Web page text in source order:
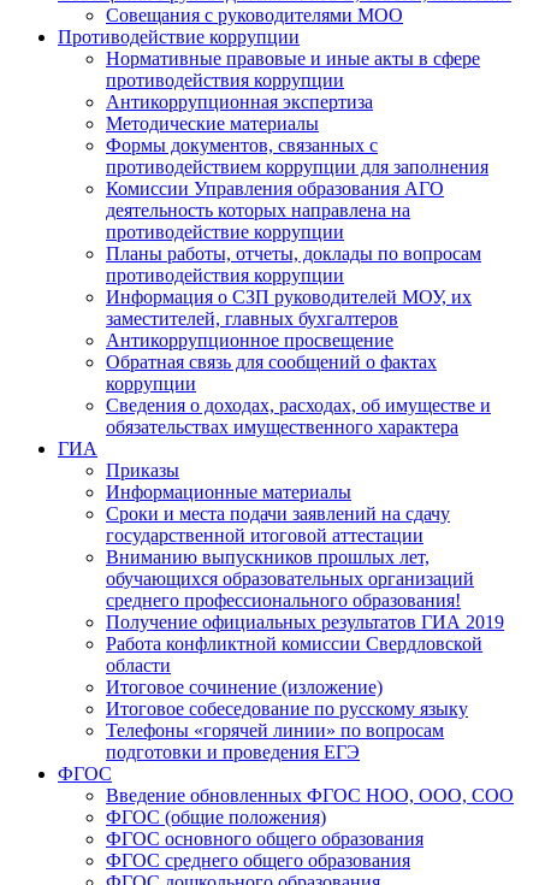
Совещания с руководителями МОО
Противодействие коррупции
Нормативные правовые и иные акты в сфере
противодействия коррупции
Антикоррупционная экспертиза
Методические материалы
Формы документов, связанных с
противодействием коррупции для заполнения
Комиссии Управления образования АГО
деятельность которых направлена на
противодействие коррупции
Планы работы, отчеты, доклады по вопросам
противодействия коррупции
Информация о СЗП руководителей МОУ, их
заместителей, главных бухгалтеров
Антикоррупционное просвещение
Обратная связь для сообщений о фактах
коррупции
Сведения о доходах, расходах, об имуществе и
обязательствах имущественного характера
ГИА
Приказы
Информационные материалы
Сроки и места подачи заявлений на сдачу
государственной итоговой аттестации
Вниманию выпускников прошлых лет,
обучающихся образовательных организаций
среднего профессионального образования!
Получение официальных результатов ГИА 2019
Работа конфликтной комиссии Свердловской
области
Итоговое сочинение (изложение)
Итоговое собеседование по русскому языку
Телефоны «горячей линии» по вопросам
подготовки и проведения ЕГЭ
ФГОС
Введение обновленных ФГОС НОО, ООО, СОО
ФГОС (общие положения)
ФГОС основного общего образования
ФГОС среднего общего образования